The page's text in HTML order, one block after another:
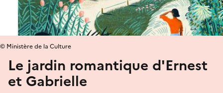
Le jardin romantique d'Ernest
et Gabrielle
© Ministère de la Culture